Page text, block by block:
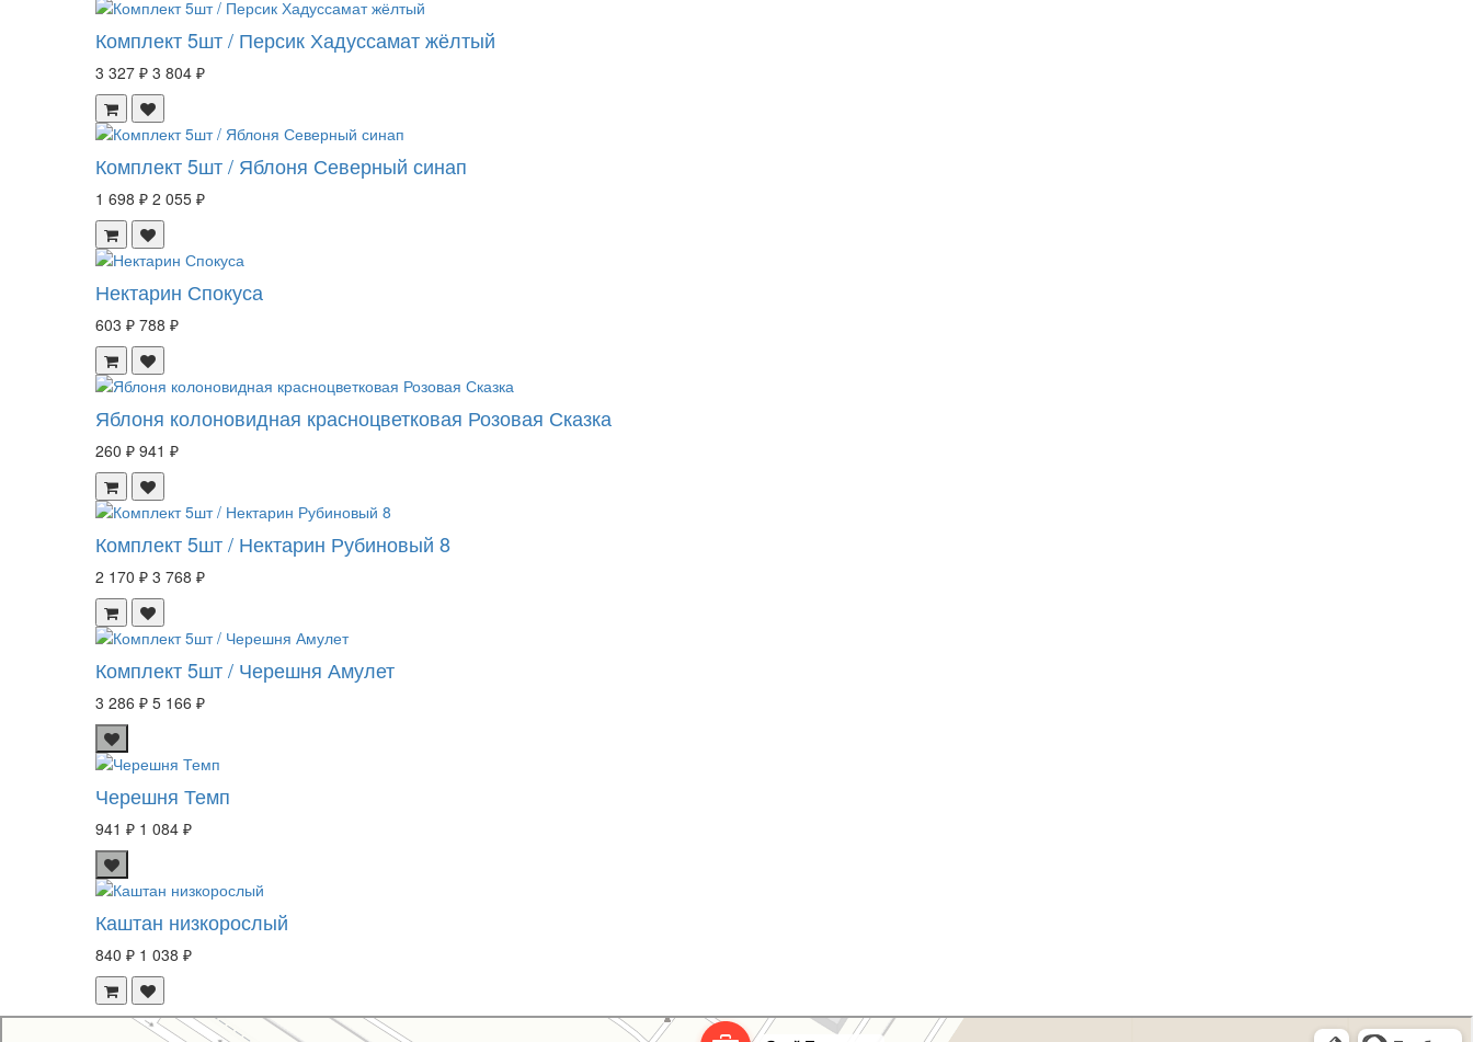
Комплект 5шт / Персик Хадуссамат жёлтый
3 327 ₽ 3 804 ₽
Комплект 5шт / Яблоня Северный синап
1 698 ₽ 2 055 ₽
Нектарин Спокуса
603 ₽ 788 ₽
Яблоня колоновидная красноцветковая Розовая Сказка
260 ₽ 941 ₽
Комплект 5шт / Нектарин Рубиновый 8
2 170 ₽ 3 768 ₽
Комплект 5шт / Черешня Амулет
3 286 ₽ 5 166 ₽
Черешня Темп
941 ₽ 1 084 ₽
Каштан низкорослый
840 ₽ 1 038 ₽